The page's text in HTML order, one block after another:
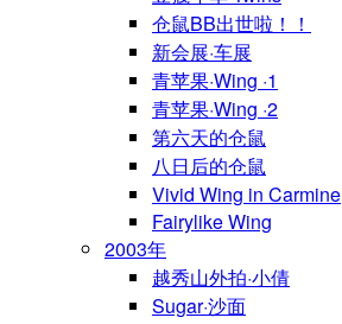
仓鼠BB出世啦！！
新会展·车展
青苹果·Wing ·1
青苹果·Wing ·2
第六天的仓鼠
八日后的仓鼠
Vivid Wing in Carmine
Fairylike Wing
2003年
越秀山外拍·小倩
Sugar·沙面